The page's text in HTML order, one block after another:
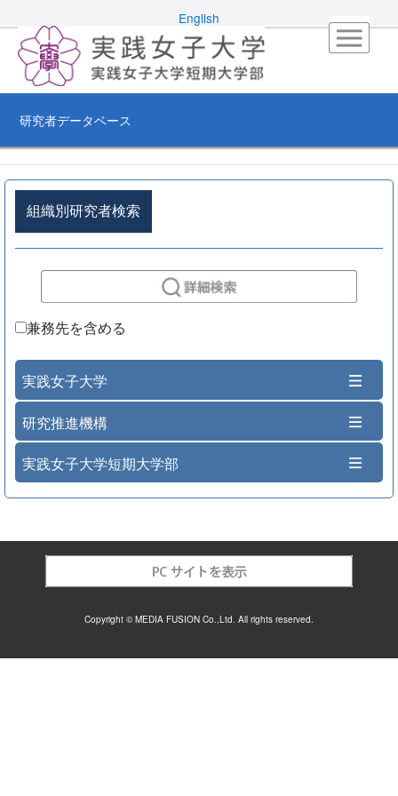
English
研究者データベース
組織別研究者検索
兼務先を含める
実践女子大学
研究推進機構
実践女子大学短期大学部
Copyright © MEDIA FUSION Co.,Ltd. All rights reserved.